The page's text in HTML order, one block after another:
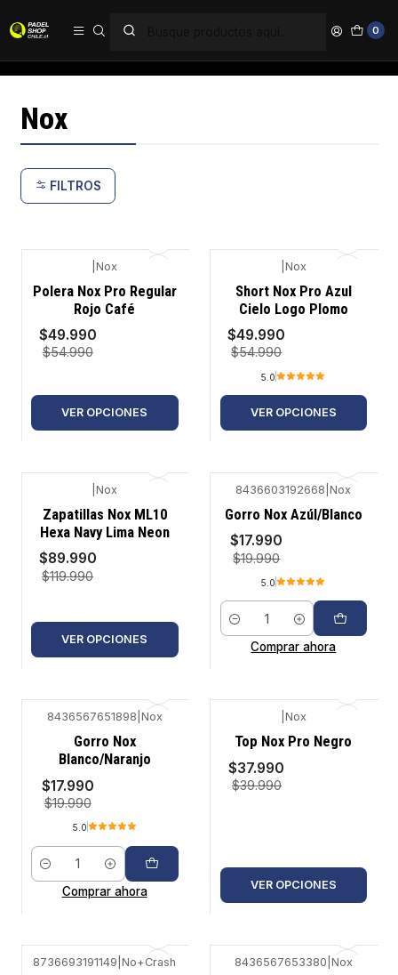
0
Nox
FILTROS
-9%
|Nox
Polera Nox Pro Regular
Rojo Café
$49.990
$54.990
VER OPCIONES
-9%
Nox
Short Nox Pro Azul
Cielo Logo Plomo
$49.990
$54.990
5.0
VER OPCIONES
-25%
|Nox
Zapatillas Nox ML10
Hexa Navy Lima Neon
$89.990
$119.990
VER OPCIONES
-10%
8436603192668 |Nox
Gorro Nox Azúl/Blanco
$17.990
$19.990
5.0
Cantidad
Comprar ahora
-10%
8436567651898 Nox
Gorro Nox
Blanco/Naranjo
$17.990
$19.990
5.0
Cantidad
Comprar ahora
-5%
Nox
Top Nox Pro Negro
$37.990
$39.990
VER OPCIONES
8736693191149 |No+Crash 8436567653380 Nox